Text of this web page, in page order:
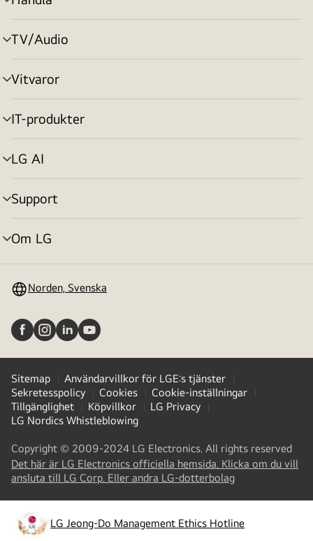
menyväxling
TV/Audio
menyväxling
Vitvaror
menyväxling
IT-produkter
menyväxling
LG AI
menyväxling
Support
menyväxling
Om LG
menyväxling
Norden, Svenska
Sitemap
Användarvillkor för LGE:s tjänster
Sekretesspolicy
Cookies
Cookie-inställningar
Tillgänglighet
Köpvillkor
LG Privacy
LG Nordics Whistleblowing
Copyright © 2009-2024 LG Electronics. All rights reserved
Det här är LG Electronics officiella hemsida. Klicka om du vill
ansluta till LG Corp. Eller andra LG-dotterbolag(
a
new
tab
LG Jeong-Do Management Ethics Hotline
opens